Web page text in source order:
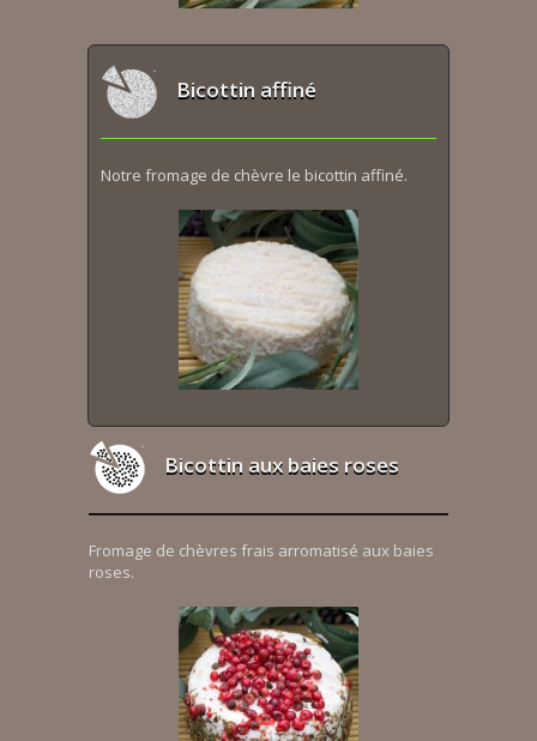
Bicottin affiné
Notre fromage de chèvre le bicottin affiné.
Bicottin aux baies roses
Fromage de chèvres frais arromatisé aux baies
roses.